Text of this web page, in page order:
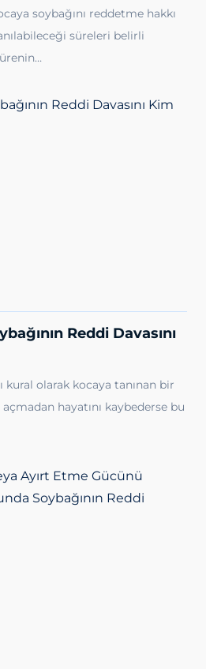
soybağını reddetme hakkı
süreleri belirli
Reddi Davasını
kural olarak kocaya tanınan bir
hayatını kaybederse bu